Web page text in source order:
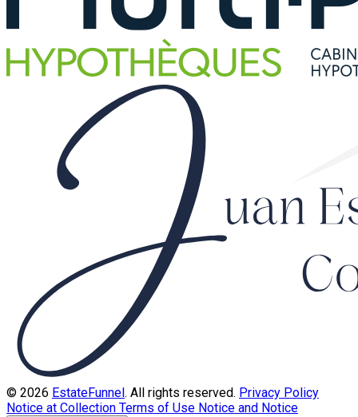
© 2026 EstateFunnel. All rights reserved. Privacy Policy
Notice at Collection Terms of Use Notice and Notice